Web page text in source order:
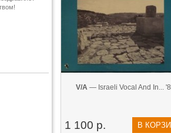
V/A — Israeli Vocal And In...
1 100 р. В